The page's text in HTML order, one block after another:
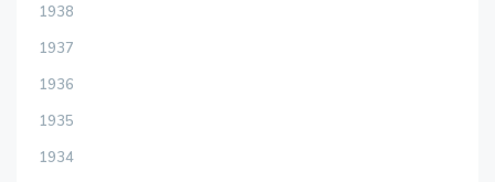
1938
1937
1936
1935
1934